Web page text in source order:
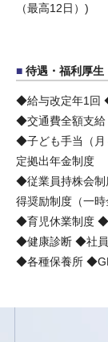
（最高12日）)
待遇・福利厚生
◆給与改定年1回
◆交通費全額支給
◆子ども手当（月
定拠出年金制度
◆従業員持株会
得奨励制度（一
◆育児休業制度
◆健康診断 ◆社
◆各種保養所